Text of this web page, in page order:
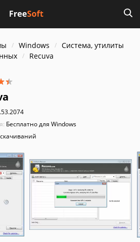
Windows
Система, утилиты
Recuva
Бесплатно для Windows